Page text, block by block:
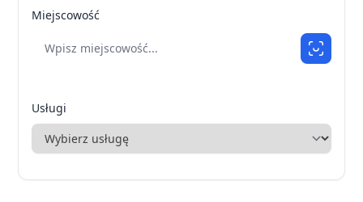
Miejscowość
Usługi